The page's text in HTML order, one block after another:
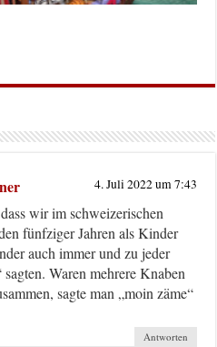
4. Juli 2022 um 7:43
wir im schweizerischen
fünfziger Jahren als Kinder
auch immer und zu jeder
sagten. Waren mehrere Knaben
sagte man „moin zäme“
Antworten